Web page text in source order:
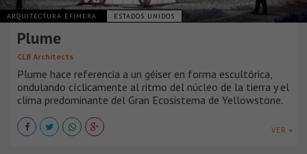
ARQUITECTURA EFÍMERA ESTADOS UNIDOS
Plume
CLB Architects
Plume hace referencia a un géiser en forma escultórica,
ondulando cíclicamente al ritmo del núcleo de la tierra y el
clima predominante del Gran Ecosistema de Yellowstone.
VER +